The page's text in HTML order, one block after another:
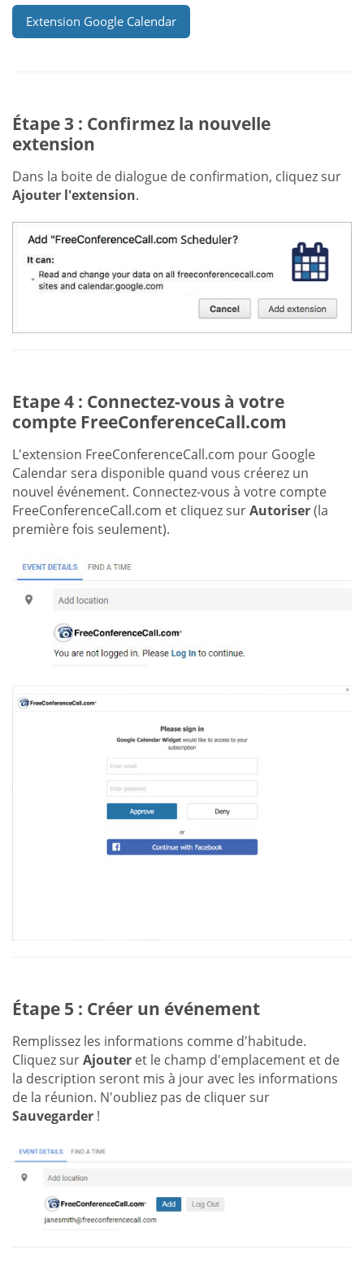
Extension Google Calendar
Étape 3 : Confirmez la nouvelle
extension
Dans la boite de dialogue de confirmation, cliquez sur
Ajouter l'extension.
Etape 4 : Connectez-vous à votre
compte FreeConferenceCall.com
L'extension FreeConferenceCall.com pour Google
Calendar sera disponible quand vous créerez un
nouvel événement. Connectez-vous à votre compte
FreeConferenceCall.com et cliquez surAutoriser(la
première fois seulement).
Étape 5 : Créer un événement
Remplissez les informations comme d'habitude.
Cliquez surAjouter et le champ d'emplacement et de
la description seront mis à jour avec les informations
de la réunion. N'oubliez pas de cliquer sur
Sauvegarder !